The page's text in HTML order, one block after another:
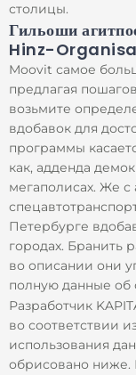
столицы.
Гильоши
Hinz-
Moovit самое
предлагая
возьмите
вдобавок для
программы
как, адденда
мегаполисах. Же
Петербурге
городах. Бранить
во описании они
полную данные об
Разработчик
во соответствии
использования
обрисовано ниже.